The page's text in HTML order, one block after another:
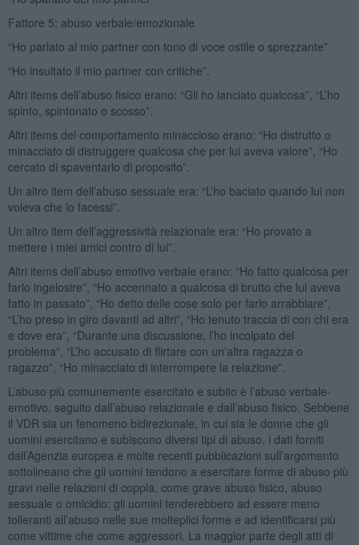
Fattore 5: abuso verbale/emozionale
“Ho parlato al mio partner con tono di voce ostile o sprezzante”
“Ho insultato il mio partner con critiche”.
Altri items dell’abuso fisico erano: “Gli ho lanciato qualcosa”, “L’ho
spinto, spintonato o scosso”.
Altri items del comportamento minaccioso erano: “Ho distrutto o
minacciato di distruggere qualcosa che per lui aveva valore”, “Ho
cercato di spaventarlo di proposito”.
Un altro item dell’abuso sessuale era: “L’ho baciato quando lui non
voleva che lo facessi”.
Un altro item dell’aggressività relazionale era: “Ho provato a
mettere i miei amici contro di lui”.
Altri items dell’abuso emotivo verbale erano: “Ho fatto qualcosa per
farlo ingelosire”, “Ho accennato a qualcosa di brutto che lui aveva
fatto in passato”, “Ho detto delle cose solo per farlo arrabbiare”,
“L’ho preso in giro davanti ad altri”, “Ho tenuto traccia di con chi era
e dove era”, “Durante una discussione, l’ho incolpato del
problema”, “L’ho accusato di flirtare con un'altra ragazza o
ragazzo”, “Ho minacciato di interrompere la relazione”.
L’abuso più comunemente esercitato e subito è l’abuso verbale-
emotivo, seguito dall’abuso relazionale e dall’abuso fisico. Sebbene
il VDR sia un fenomeno bidirezionale, in cui sia le donne che gli
uomini esercitano e subiscono diversi tipi di abuso, i dati forniti
dall’Agenzia europea e molte recenti pubblicazioni sull’argomento
sottolineano che gli uomini tendono a esercitare forme di abuso più
gravi nelle relazioni di coppia, come grave abuso fisico, abuso
sessuale o omicidio: gli uomini tenderebbero ad essere meno
tolleranti all’abuso nelle sue molteplici forme e ad identificarsi più
come vittime che come aggressori. La maggior parte degli atti di